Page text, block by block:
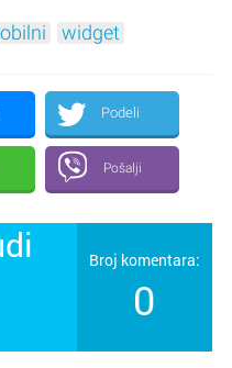
widget
Podeli
Pošalji
Broj komentara:
0